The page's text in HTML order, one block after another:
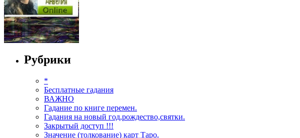
Рубрики
*
Бесплатные гадания
ВАЖНО
Гадание по книге перемен.
Гадания на новый год,рождество,святки.
Закрытый доступ !!!
Значение (толкование) карт Таро.